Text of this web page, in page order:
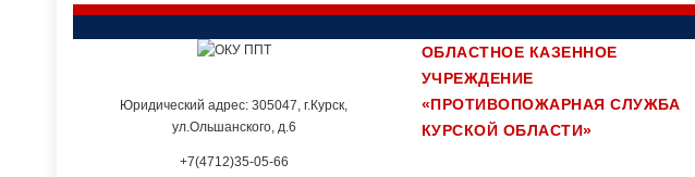
Юридический адрес: 305047, г.Курск,
ул.Ольшанского, д.6
+7(4712)35-05-66
ОБЛАСТНОЕ КАЗЕННОЕ
УЧРЕЖДЕНИЕ
«ПРОТИВОПОЖАРНАЯ СЛУЖБА
КУРСКОЙ ОБЛАСТИ»